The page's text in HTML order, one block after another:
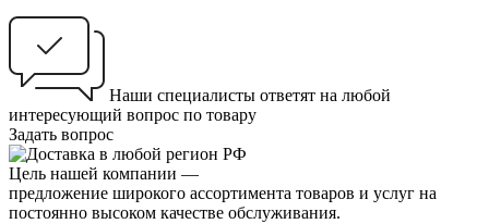
Наши специалисты ответят на любой
интересующий вопрос по товару
Задать вопрос
Цель нашей компании —
предложение широкого ассортимента товаров и услуг на
постоянно высоком качестве обслуживания.